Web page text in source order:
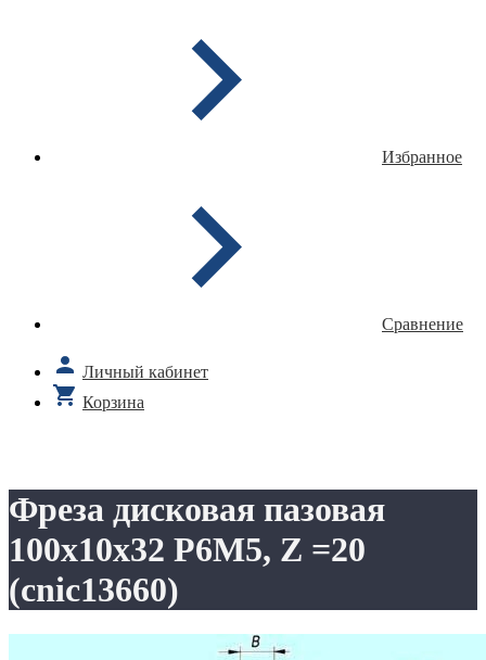
Избранное
Сравнение
Личный кабинет
Корзина
Фреза дисковая пазовая
100х10х32 Р6М5, Z =20
(cnic13660)